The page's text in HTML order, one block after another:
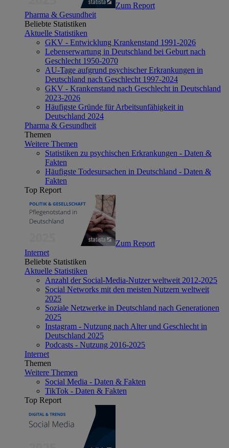
Zum Report
Pharma & Gesundheit
Beliebte Statistiken
Aktuelle Statistiken
GKV - Entwicklung Krankenstand 1991-2026
Lebenserwartung in Deutschland bei Geburt nach
Geschlecht 1950-2070
AU-Tage aufgrund psychischer Erkrankungen in
Deutschland nach Geschlecht 1997-2024
GKV - Krankenstand nach Geschlecht in Deutschland
2023-2026
Häufigste Gründe für Arbeitsunfähigkeit in
Deutschland 2024
Pharma & Gesundheit
Themen
Weitere Themen
Statistiken zu psychischen Erkrankungen - Daten &
Fakten
Häufigste Todesursachen in Deutschland - Daten &
Fakten
Top Report
Zum Report
Internet
Beliebte Statistiken
Aktuelle Statistiken
Anzahl der Social-Media-Nutzer weltweit 2012-2025
Social Networks mit den meisten Nutzern weltweit
2025
Soziale Netzwerke in Deutschland nach Generationen
2025
Instagram - Nutzung nach Alter und Geschlecht in
Deutschland 2025
Podcasts - Nutzung 2016-2025
Internet
Themen
Weitere Themen
Social Media - Daten & Fakten
TikTok - Daten & Fakten
Top Report